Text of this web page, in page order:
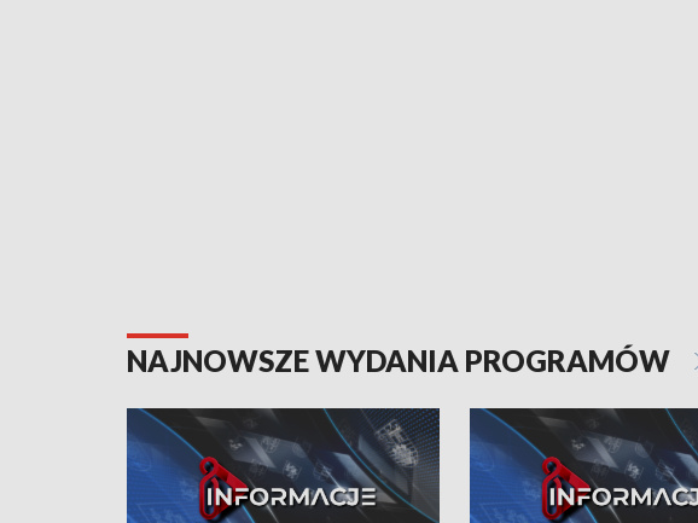
NAJNOWSZE WYDANIA PROGRAMÓW